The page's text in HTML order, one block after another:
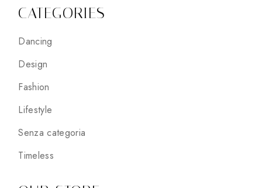
CATEGORIES
Dancing
Design
Fashion
Lifestyle
Senza categoria
Timeless